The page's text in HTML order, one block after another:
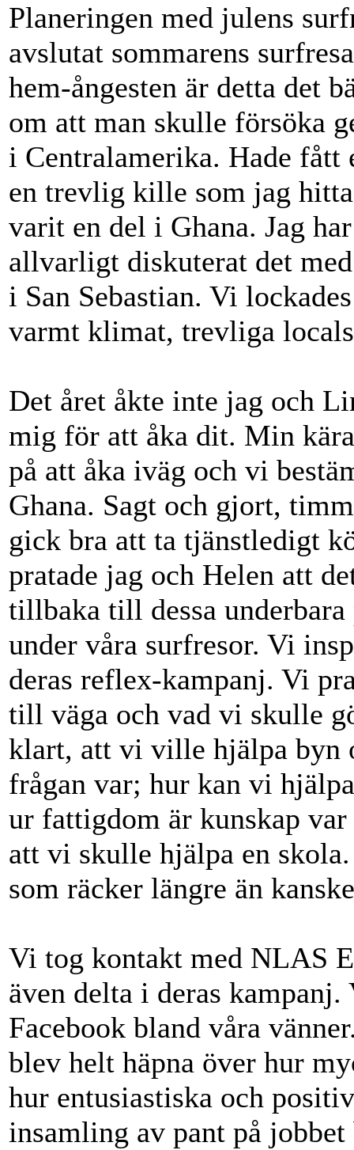
Planeringen med julens
avslutat sommarens
hem-ångesten är detta det
om att man skulle försöka
i Centralamerika. Hade
en trevlig kille som jag
varit en del i Ghana. Jag
allvarligt diskuterat det
i San Sebastian. Vi
varmt klimat, trevliga
Det året åkte inte jag och
mig för att åka dit. Min
på att åka iväg och vi
Ghana. Sagt och gjort,
gick bra att ta tjänstledigt
pratade jag och Helen att
tillbaka till dessa
under våra surfresor. Vi
deras reflex-kampanj. Vi
till väga och vad vi skulle
klart, att vi ville hjälpa byn
frågan var; hur kan vi
ur fattigdom är kunskap
att vi skulle hjälpa en
som räcker längre än
Vi tog kontakt med NLAS
även delta i deras
Facebook bland våra
blev helt häpna över hur
hur entusiastiska och
insamling av pant på